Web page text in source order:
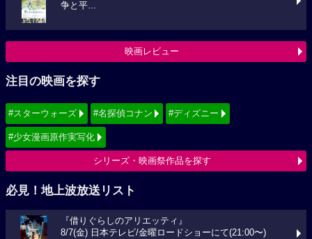
争と平...
映画レビュー
注目の映画を探す
#スターウォーズ #名探偵コナン #ディズニー
#少女漫画原作実写化
シリーズ・映画祭作品を探す
必見！地上波放送リスト
『借りぐらしのアリエッティ』
8/7(金) 日本テレビ/金曜ロードショーにて(21:00〜)